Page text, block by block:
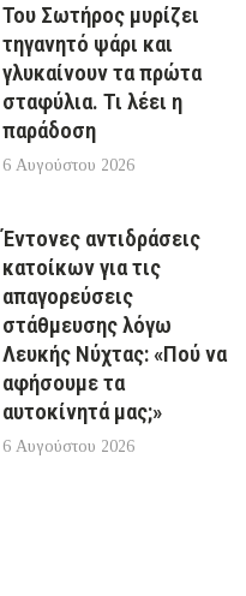
Του Σωτήρος μυρίζει
τηγανητό ψάρι και
γλυκαίνουν τα πρώτα
σταφύλια. Τι λέει η
παράδοση
6 Αυγούστου 2026
Έντονες αντιδράσεις
κατοίκων για τις
απαγορεύσεις
στάθμευσης λόγω
Λευκής Νύχτας: «Πού να
αφήσουμε τα
αυτοκίνητά μας;»
6 Αυγούστου 2026